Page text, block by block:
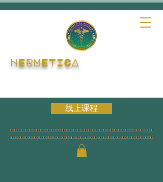
HERMETICA
线上课程